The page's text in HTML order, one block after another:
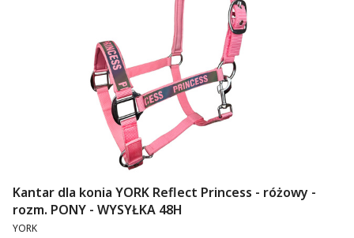
Kantar dla konia YORK Reflect Princess - różowy -
rozm. PONY - WYSYŁKA 48H
PRODUCENT
YORK